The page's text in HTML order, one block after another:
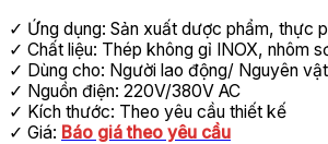
✓ Ứng dụng: Sản xuất dược phẩm, thực
✓ Chất liệu: Thép không gỉ INOX, nhôm
✓ Dùng cho: Người lao động/ Nguyên
✓ Nguồn điện: 220V/380V AC
✓ Kích thước: Theo yêu cầu thiết kế
✓ Giá: Báo giá theo yêu cầu